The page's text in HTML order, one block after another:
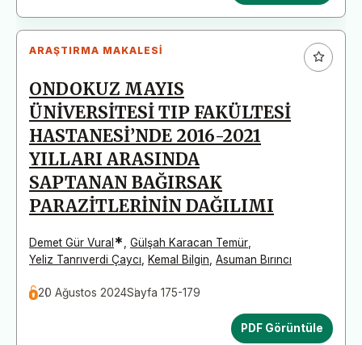
ARAŞTIRMA MAKALESI
ONDOKUZ MAYIS
ÜNİVERSİTESİ TIP FAKÜLTESİ
HASTANESİ’NDE 2016-2021
YILLARI ARASINDA
SAPTANAN BAĞIRSAK
PARAZİTLERİNİN DAĞILIMI
Demet Gür Vural * Gülşah Karacan Temür
Yeliz Tanrıverdi Çaycı
Kemal Bilgin Asuman Bırıncı
20 Ağustos 2024Sayfa 175-179
PDF Görüntüle